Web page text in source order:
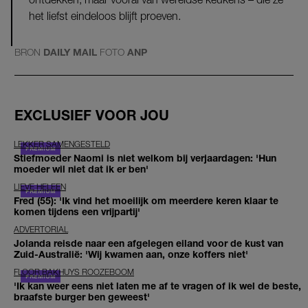
het liefst eindeloos blijft proeven.
BRON DAILY MAIL FOTO ANP
EXCLUSIEF VOOR JOU
LEKKER SAMENGESTELD
Stiefmoeder Naomi is niet welkom bij verjaardagen: 'Hun
moeder wil niet dat ik er ben'
LIEVE HELEEN
Fred (55): 'Ik vind het moeilijk om meerdere keren klaar te
komen tijdens een vrijpartij'
ADVERTORIAL
Jolanda reisde naar een afgelegen eiland voor de kust van
Zuid-Australië: 'Wij kwamen aan, onze koffers niet'
FLOOR BAKHUYS ROOZEBOOM
'Ik kan weer eens niet laten me af te vragen of ik wel de beste,
braafste burger ben geweest'